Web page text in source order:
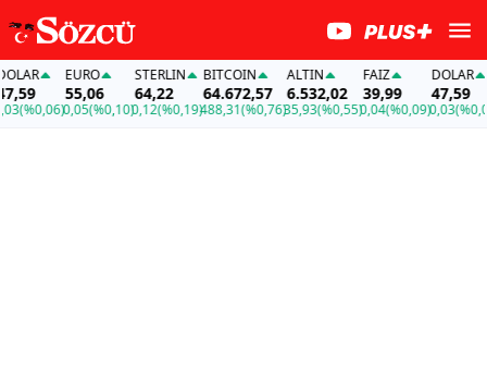
EURO
55,06
0,05(%0,10)
STERLIN
64,22
0,12(%0,19)
BITCOIN
64.672,57
488,31(%0,76)
ALTIN
6.532,02
35,93(%0,55)
FAİZ
39,99
0,04(%0,09)
DOLAR
47,59
0,03(%0,06)